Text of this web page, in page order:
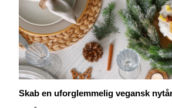
Skab en uforglemmelig vegansk